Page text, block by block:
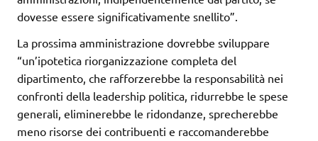
dovesse essere significativamente snellito”.
La prossima amministrazione dovrebbe sviluppare
“un’ipotetica riorganizzazione completa del
dipartimento, che rafforzerebbe la responsabilità nei
confronti della leadership politica, ridurrebbe le spese
generali, eliminerebbe le ridondanze, sprecherebbe
meno risorse dei contribuenti e raccomanderebbe